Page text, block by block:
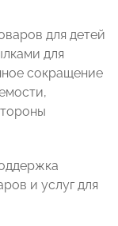
для детей
для
сокращение
и услуг для